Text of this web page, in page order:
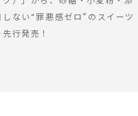
ない“罪悪感ゼロ”のスイーツ
行発売！